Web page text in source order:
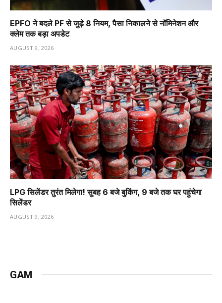
EPFO ने बदले PF से जुड़े 8 नियम, पैसा निकालने से नॉमिनेशन और
क्लेम तक बड़ा अपडेट
AUGUST 9, 2026
LPG सिलेंडर तुरंत मिलेगा! सुबह 6 बजे बुकिंग, 9 बजे तक घर पहुंचेगा
सिलेंडर
AUGUST 9, 2026
GAM